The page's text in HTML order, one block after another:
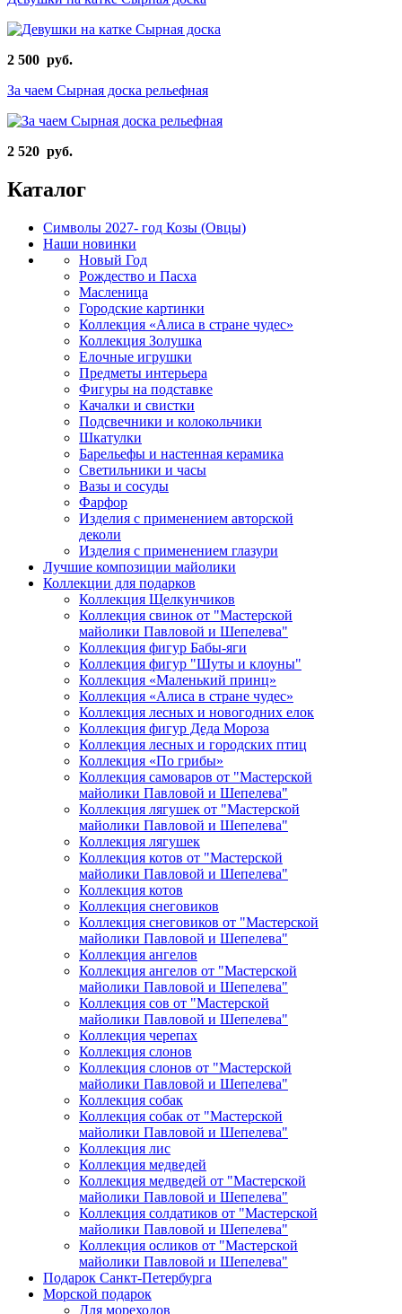
2 500 руб.
За чаем Сырная доска рельефная
2 520 руб.
Каталог
Символы 2027- год Козы (Овцы)
Наши новинки
Новый Год
Рождество и Пасха
Масленица
Городские картинки
Коллекция «Алиса в стране чудес»
Коллекция Золушка
Елочные игрушки
Предметы интерьера
Фигуры на подставке
Качалки и свистки
Подсвечники и колокольчики
Шкатулки
Барельефы и настенная керамика
Светильники и часы
Вазы и сосуды
Фарфор
Изделия с применением авторской
деколи
Изделия с применением глазури
Лучшие композиции майолики
Коллекции для подарков
Коллекция Щелкунчиков
Коллекция свинок от "Мастерской
майолики Павловой и Шепелева"
Коллекция фигур Бабы-яги
Коллекция фигур "Шуты и клоуны"
Коллекция «Маленький принц»
Коллекция «Алиса в стране чудес»
Коллекция лесных и новогодних елок
Коллекция фигур Деда Мороза
Коллекция лесных и городских птиц
Коллекция «По грибы»
Коллекция самоваров от "Мастерской
майолики Павловой и Шепелева"
Коллекция лягушек от "Мастерской
майолики Павловой и Шепелева"
Коллекция лягушек
Коллекция котов от "Мастерской
майолики Павловой и Шепелева"
Коллекция котов
Коллекция снеговиков
Коллекция снеговиков от "Мастерской
майолики Павловой и Шепелева"
Коллекция ангелов
Коллекция ангелов от "Мастерской
майолики Павловой и Шепелева"
Коллекция сов от "Мастерской
майолики Павловой и Шепелева"
Коллекция черепах
Коллекция слонов
Коллекция слонов от "Мастерской
майолики Павловой и Шепелева"
Коллекция собак
Коллекция собак от "Мастерской
майолики Павловой и Шепелева"
Коллекция лис
Коллекция медведей
Коллекция медведей от "Мастерской
майолики Павловой и Шепелева"
Коллекция солдатиков от "Мастерской
майолики Павловой и Шепелева"
Коллекция осликов от "Мастерской
майолики Павловой и Шепелева"
Подарок Санкт-Петербурга
Морской подарок
Для мореходов